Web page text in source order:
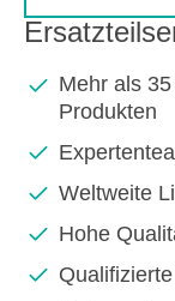
Mehr als
Produkten
Weltweite
Hohe